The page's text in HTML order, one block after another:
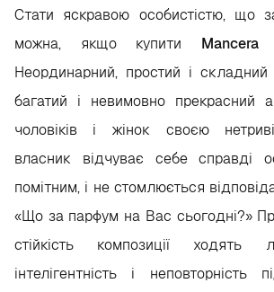
Стати яскравою особистістю, що
можна, якщо купити
Неординарний, простий і
багатий і невимовно прекрасний
чоловіків і жінок своєю
власник відчуває себе справді
помітним, і не стомлюється
«Що за парфум на Вас сьогодні?»
стійкість композиції
інтелігентність і неповторність